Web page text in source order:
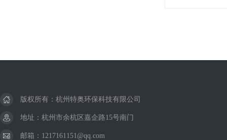
版权所有：杭州特奥环保科技有限公司
地址：杭州市余杭区嘉企路15号南门
邮箱：1217161151@qq.com